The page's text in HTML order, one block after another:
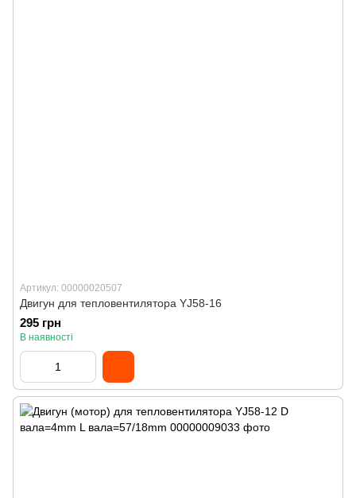
Артикул: 00000020507
Двигун для тепловентилятора YJ58-16
295 грн
В наявності